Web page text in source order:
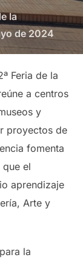
la
de 2024
Feria de la
a centros
y
proyectos de
fomenta
que el
aprendizaje
Arte y
la